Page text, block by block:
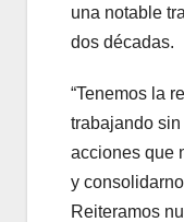
una notable
dos décadas.
“Tenemos la
trabajando
acciones que
y
Reiteramos